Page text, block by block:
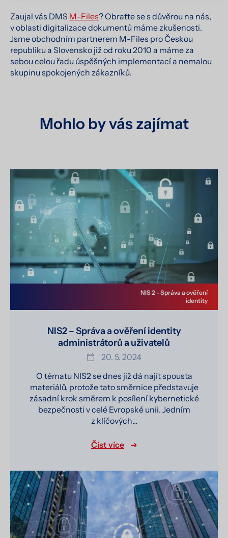
Zaujal vás DMS M-Files? Obraťte se s důvěrou na nás,
v oblasti digitalizace dokumentů máme zkušenosti.
Jsme obchodním partnerem M-Files pro Českou
republiku a Slovensko již od roku 2010 a máme za
sebou celou řadu úspěšných implementací a nemalou
skupinu spokojených zákazníků.
Mohlo by vás zajímat
NIS 2 - Správa a ověření
identity
NIS2 – Správa a ověření identity
administrátorů a uživatelů
20. 5. 2024
O tématu NIS2 se dnes již dá najít spousta
materiálů, protože tato směrnice představuje
zásadní krok směrem k posílení kybernetické
bezpečnosti v celé Evropské unii. Jedním
z klíčových…
Číst více